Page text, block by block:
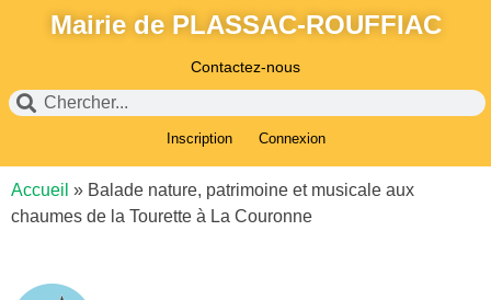
Mairie de PLASSAC-ROUFFIAC
Contactez-nous
Inscription Connexion
Accueil » Balade nature, patrimoine et musicale aux
chaumes de la Tourette à La Couronne